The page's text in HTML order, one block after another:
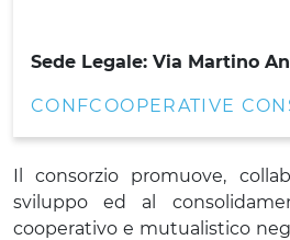
Sede Legale: Via Martino
CONFCOOPERATIVE
Il consorzio promuove,
sviluppo ed al
cooperativo e mutualistico